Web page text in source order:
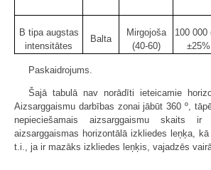
B tipa augstas
intensitātes
Balta
Mirgojoša
(40-60)
100 000
±25%
Paskaidrojums.
Šajā tabulā nav norādīti ieteicamie
Aizsarggaismu darbības zonai jābūt 360 º,
nepieciešamais aizsarggaismu skaits
aizsarggaismas horizontālā izkliedes leņķa,
t.i., ja ir mazāks izkliedes leņķis, vajadzēs